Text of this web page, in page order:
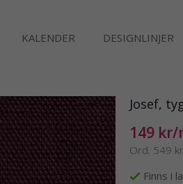
KALENDER DESIGNLINJER
Josef,
149 kr/
Ord. 549 kr
Finns i